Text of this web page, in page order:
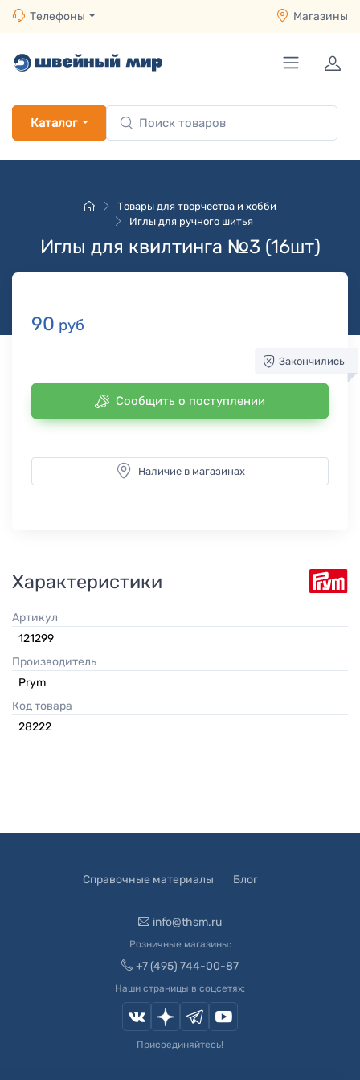
Телефоны Магазины
Каталог
Товары для творчества и хобби
Иглы для ручного шитья
Иглы для квилтинга №3 (16шт)
90 руб
Закончились
Сообщить о поступлении
Наличие в магазинах
Характеристики
Артикул
121299
Производитель
Prym
Код товара
28222
Справочные материалы Блог
info@thsm.ru
Розничные магазины:
+7 (495) 744-00-87
Наши страницы в соцсетях:
Присоединяйтесь!